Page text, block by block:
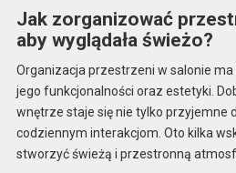
Jak zorganizować
aby wyglądała świeżo?
Organizacja przestrzeni w salonie
jego funkcjonalności oraz estetyki.
wnętrze staje się nie tylko przyjemne
codziennym interakcjom. Oto kilka
stworzyć świeżą i przestronną